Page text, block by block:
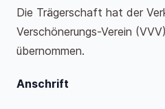
Die Trägerschaft hat der
Verschönerungs-Verein
übernommen.
Anschrift